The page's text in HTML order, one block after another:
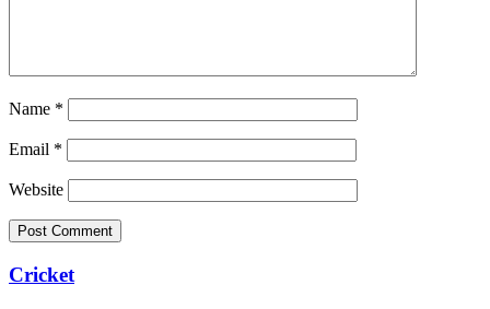
Name *
Email *
Website
Cricket